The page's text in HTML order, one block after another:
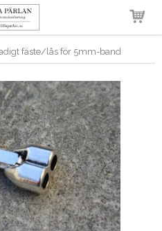
blivit tillagd i
fäste/lås för 5mm-band